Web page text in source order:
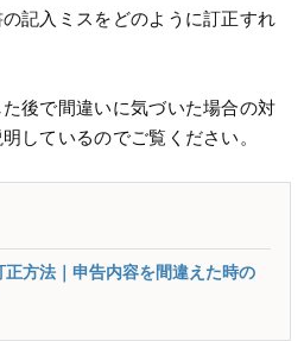
記入ミスをどのように訂正すれ
後で間違いに気づいた場合の対
しているのでご覧ください。
正方法｜申告内容を間違えた時の